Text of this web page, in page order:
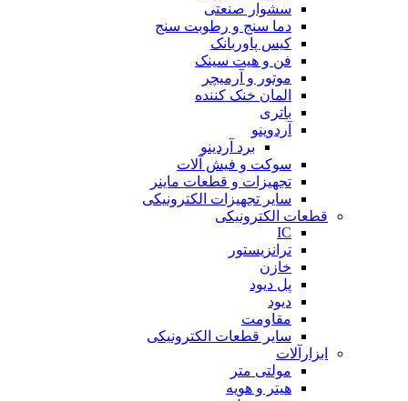
سشوار صنعتی
دما سنج و رطوبت سنج
کیس پاوربانک
فن و هیت سینک
موتور و آرمیچر
المان خنک کننده
باتری
آردوینو
برد آردینو
سوکت و فیش آلات
تجهیزات و قطعات ماینر
سایر تجهیزات الکترونیکی
قطعات الکترونیکی
IC
ترانزیستور
خازن
پل دیود
دیود
مقاومت
سایر قطعات الکترونیکی
ابزارآلات
مولتی متر
هیتر و هویه